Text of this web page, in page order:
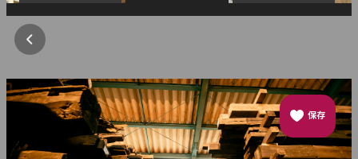
保存